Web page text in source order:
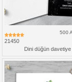
21450
500
Dini düğün davetiye